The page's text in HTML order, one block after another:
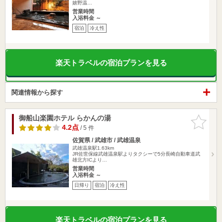
嬉野温…
営業時間
入浴料金 ～
宿泊 冷え性
楽天トラベルの宿泊プランを見る
関連情報から探す
お気に入
りに追加
御船山楽園ホテル らかんの湯
4.2点/ 5 件
佐賀県 / 武雄市 / 武雄温泉
武雄温泉駅1.63km
JR佐世保線武雄温泉駅よりタクシーで5分長崎自動車道武
雄北方ICより…
営業時間
入浴料金 ～
日帰り 宿泊 冷え性
楽天トラベルの宿泊プランを見る